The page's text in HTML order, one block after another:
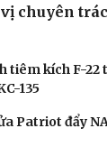
chuyên
tiêm kích F-
135
Patriot đẩy